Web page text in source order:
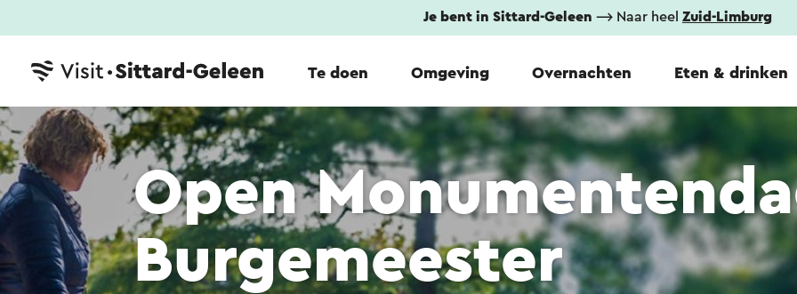
Je bent in Sittard-Geleen ⟶ Naar heel Zuid-Limburg
Te doen Omgeving Overnachten Eten & drinken
Open
Burgemeester